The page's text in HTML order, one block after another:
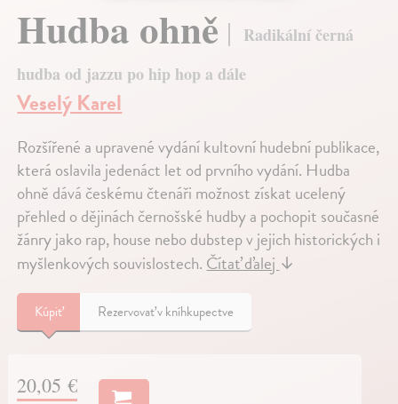
Hudba ohně
Radikální černá
hudba od jazzu po hip hop a dále
Veselý Karel
Rozšířené a upravené vydání kultovní hudební publikace,
která oslavila jedenáct let od prvního vydání. Hudba
ohně dává českému čtenáři možnost získat ucelený
přehled o dějinách černošské hudby a pochopit současné
žánry jako rap, house nebo dubstep v jejich historických i
myšlenkových souvislostech. Čítať ďalej ↓
Kúpiť Rezervovať v kníhkupectve
20,05 €